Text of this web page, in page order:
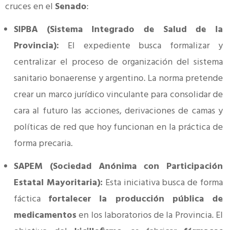
cruces en el Senado:
SIPBA (Sistema Integrado de Salud de la
Provincia): El expediente busca formalizar y
centralizar el proceso de organización del sistema
sanitario bonaerense y argentino. La norma pretende
crear un marco jurídico vinculante para consolidar de
cara al futuro las acciones, derivaciones de camas y
políticas de red que hoy funcionan en la práctica de
forma precaria.
SAPEM (Sociedad Anónima con Participación
Estatal Mayoritaria): Esta iniciativa busca de forma
fáctica fortalecer la producción pública de
medicamentosen los laboratorios de la Provincia. El